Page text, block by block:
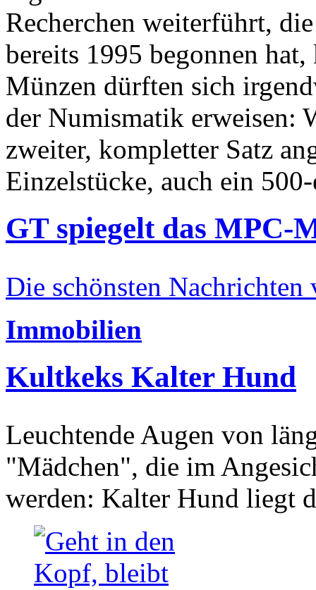
Recherchen weiterführt,
bereits 1995 begonnen
Münzen dürften sich
der Numismatik erweisen:
zweiter, kompletter Satz
Einzelstücke, auch ein
GT spiegelt das MPC-
Die schönsten Nachrichten
Immobilien
Kultkeks Kalter Hund
Leuchtende Augen von
"Mädchen", die im
werden: Kalter Hund liegt